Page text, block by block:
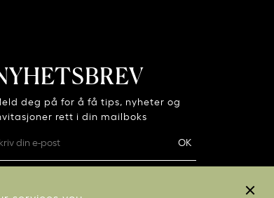
deg på for å få tips, nyheter og
rett i din mailboks